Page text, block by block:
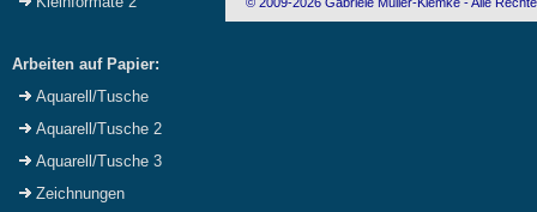
Arbeiten auf Papier:
Aquarell/Tusche
Aquarell/Tusche 2
Aquarell/Tusche 3
Zeichnungen